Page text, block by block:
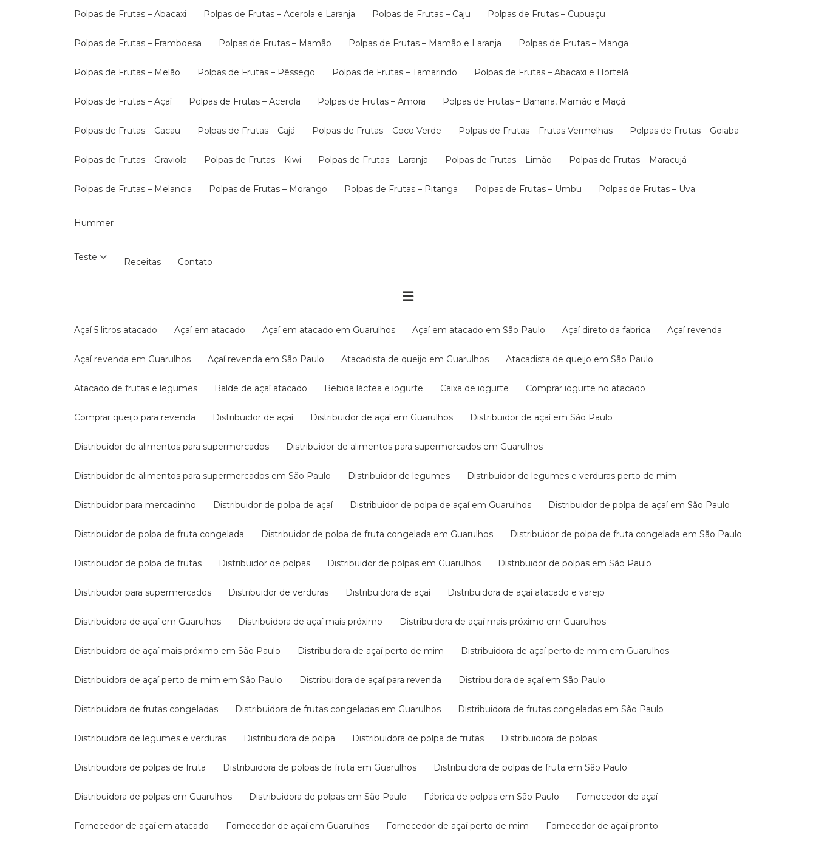
Polpas de Frutas – Abacaxi Polpas de Frutas – Acerola e Laranja Polpas de Frutas – Caju Polpas de Frutas – Cupuaçu
Polpas de Frutas – Framboesa Polpas de Frutas – Mamão Polpas de Frutas – Mamão e Laranja Polpas de Frutas – Manga
Polpas de Frutas – Melão Polpas de Frutas – Pêssego Polpas de Frutas – Tamarindo Polpas de Frutas – Abacaxi e Hortelã
Polpas de Frutas – Açaí Polpas de Frutas – Acerola Polpas de Frutas – Amora Polpas de Frutas – Banana, Mamão e Maçã
Polpas de Frutas – Cacau Polpas de Frutas – Cajá Polpas de Frutas – Coco Verde Polpas de Frutas – Frutas Vermelhas Polpas de Frutas – Goiaba
Polpas de Frutas – Graviola Polpas de Frutas – Kiwi Polpas de Frutas – Laranja Polpas de Frutas – Limão Polpas de Frutas – Maracujá
Polpas de Frutas – Melancia Polpas de Frutas – Morango Polpas de Frutas – Pitanga Polpas de Frutas – Umbu Polpas de Frutas – Uva
Hummer
Teste Receitas Contato
Açaí 5 litros atacado Açaí em atacado Açaí em atacado em Guarulhos Açaí em atacado em São Paulo Açaí direto da fabrica Açaí revenda
Açaí revenda em Guarulhos Açaí revenda em São Paulo Atacadista de queijo em Guarulhos Atacadista de queijo em São Paulo
Atacado de frutas e legumes Balde de açaí atacado Bebida láctea e iogurte Caixa de iogurte Comprar iogurte no atacado
Comprar queijo para revenda Distribuidor de açaí Distribuidor de açaí em Guarulhos Distribuidor de açaí em São Paulo
Distribuidor de alimentos para supermercados Distribuidor de alimentos para supermercados em Guarulhos
Distribuidor de alimentos para supermercados em São Paulo Distribuidor de legumes Distribuidor de legumes e verduras perto de mim
Distribuidor para mercadinho Distribuidor de polpa de açaí Distribuidor de polpa de açaí em Guarulhos Distribuidor de polpa de açaí em São Paulo
Distribuidor de polpa de fruta congelada Distribuidor de polpa de fruta congelada em Guarulhos Distribuidor de polpa de fruta congelada em São Paulo
Distribuidor de polpa de frutas Distribuidor de polpas Distribuidor de polpas em Guarulhos Distribuidor de polpas em São Paulo
Distribuidor para supermercados Distribuidor de verduras Distribuidora de açaí Distribuidora de açaí atacado e varejo
Distribuidora de açaí em Guarulhos Distribuidora de açaí mais próximo Distribuidora de açaí mais próximo em Guarulhos
Distribuidora de açaí mais próximo em São Paulo Distribuidora de açaí perto de mim Distribuidora de açaí perto de mim em Guarulhos
Distribuidora de açaí perto de mim em São Paulo Distribuidora de açaí para revenda Distribuidora de açaí em São Paulo
Distribuidora de frutas congeladas Distribuidora de frutas congeladas em Guarulhos Distribuidora de frutas congeladas em São Paulo
Distribuidora de legumes e verduras Distribuidora de polpa Distribuidora de polpa de frutas Distribuidora de polpas
Distribuidora de polpas de fruta Distribuidora de polpas de fruta em Guarulhos Distribuidora de polpas de fruta em São Paulo
Distribuidora de polpas em Guarulhos Distribuidora de polpas em São Paulo Fábrica de polpas em São Paulo Fornecedor de açaí
Fornecedor de açaí em atacado Fornecedor de açaí em Guarulhos Fornecedor de açaí perto de mim Fornecedor de açaí pronto